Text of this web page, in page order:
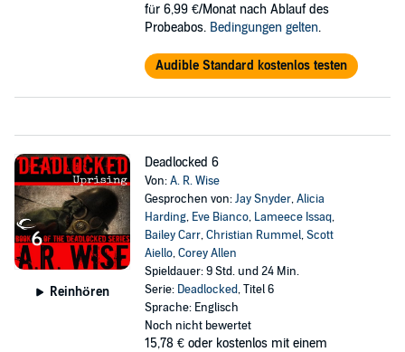
für 6,99 €/Monat nach Ablauf des
Probeabos. Bedingungen gelten.
Audible Standard kostenlos testen
Reinhören
Deadlocked 6
Von:A. R. Wise
Gesprochen von:Jay Snyder,Alicia
Harding, Eve Bianco, Lameece Issaq,
Bailey Carr,Christian Rummel,Scott
Aiello,Corey Allen
Spieldauer: 9 Std. und 24 Min.
Serie: Deadlocked, Titel 6
Sprache: Englisch
Noch nicht bewertet
15,78 € oder kostenlos mit einem